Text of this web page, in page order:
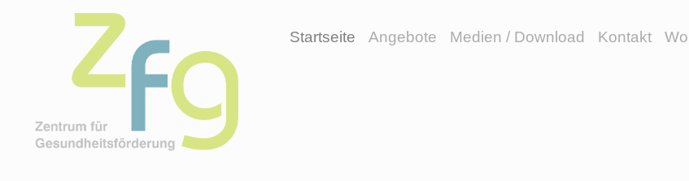
Startseite Angebote Medien / Download Kontakt